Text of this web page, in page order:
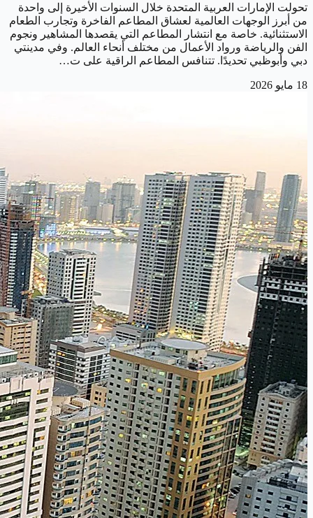
تحولت الإمارات العربية المتحدة خلال السنوات الأخيرة إلى واحدة
من أبرز الوجهات العالمية لعشاق المطاعم الفاخرة وتجارب الطعام
الاستثنائية. خاصة مع انتشار المطاعم التي يقصدها المشاهير ونجوم
الفن والرياضة ورواد الأعمال من مختلف أنحاء العالم. وفي مدينتي
دبي وأبوظبي تحديدًا. تتنافس المطاعم الراقية على ت…
18 مايو 2026